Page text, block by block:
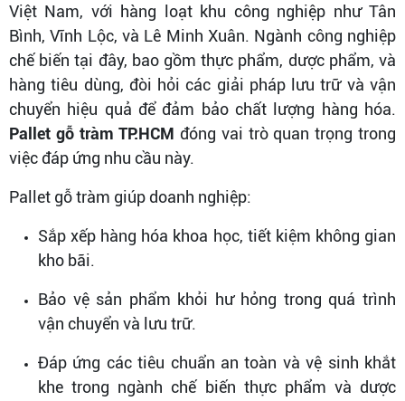
Việt Nam, với hàng loạt khu công nghiệp như Tân
Bình, Vĩnh Lộc, và Lê Minh Xuân. Ngành công nghiệp
chế biến tại đây, bao gồm thực phẩm, dược phẩm, và
hàng tiêu dùng, đòi hỏi các giải pháp lưu trữ và vận
chuyển hiệu quả để đảm bảo chất lượng hàng hóa.
Pallet gỗ tràm TP.HCM đóng vai trò quan trọng trong
việc đáp ứng nhu cầu này.
Pallet gỗ tràm giúp doanh nghiệp:
Sắp xếp hàng hóa khoa học, tiết kiệm không gian
kho bãi.
Bảo vệ sản phẩm khỏi hư hỏng trong quá trình
vận chuyển và lưu trữ.
Đáp ứng các tiêu chuẩn an toàn và vệ sinh khắt
khe trong ngành chế biến thực phẩm và dược